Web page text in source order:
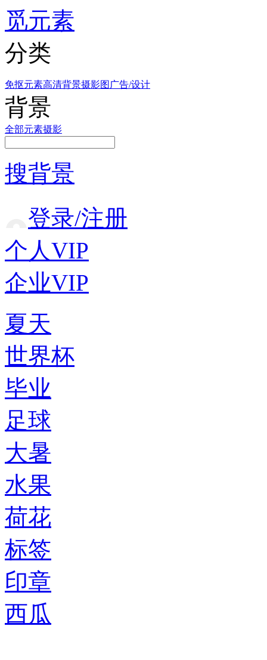
觅元素
分类
免抠元素高清背景摄影图 广告/设计
背景
全部元素摄影
搜背景
登录/注册
个人VIP
企业VIP
夏天
世界杯
毕业
足球
大暑
水果
荷花
标签
印章
西瓜